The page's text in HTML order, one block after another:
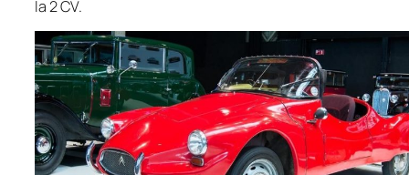
la 2 CV.